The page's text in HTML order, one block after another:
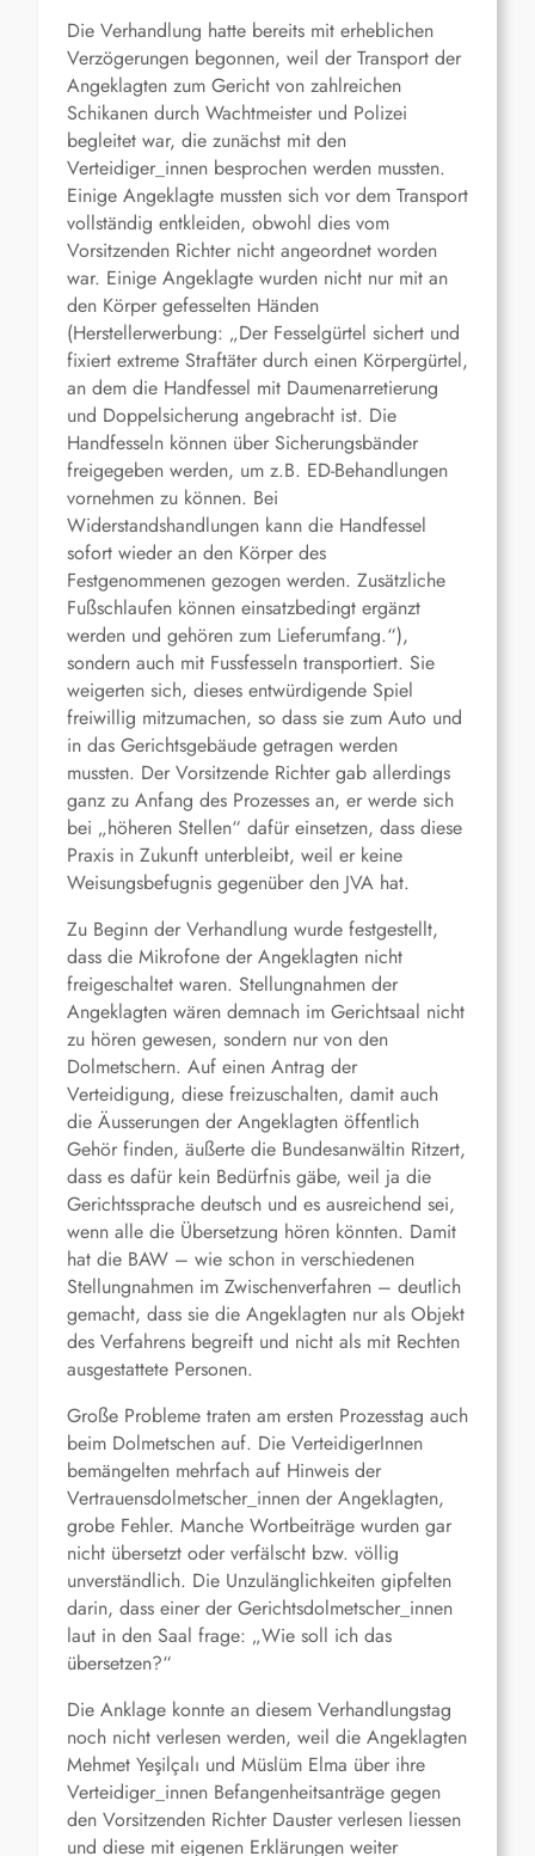
Die Verhandlung hatte bereits mit erheblichen
Verzögerungen begonnen, weil der Transport der
Angeklagten zum Gericht von zahlreichen
Schikanen durch Wachtmeister und Polizei
begleitet war, die zunächst mit den
Verteidiger_innen besprochen werden mussten.
Einige Angeklagte mussten sich vor dem Transport
vollständig entkleiden, obwohl dies vom
Vorsitzenden Richter nicht angeordnet worden
war. Einige Angeklagte wurden nicht nur mit an
den Körper gefesselten Händen
(Herstellerwerbung: „Der Fesselgürtel sichert und
fixiert extreme Straftäter durch einen Körpergürtel,
an dem die Handfessel mit Daumenarretierung
und Doppelsicherung angebracht ist. Die
Handfesseln können über Sicherungsbänder
freigegeben werden, um z.B. ED-Behandlungen
vornehmen zu können. Bei
Widerstandshandlungen kann die Handfessel
sofort wieder an den Körper des
Festgenommenen gezogen werden. Zusätzliche
Fußschlaufen können einsatzbedingt ergänzt
werden und gehören zum Lieferumfang.“),
sondern auch mit Fussfesseln transportiert. Sie
weigerten sich, dieses entwürdigende Spiel
freiwillig mitzumachen, so dass sie zum Auto und
in das Gerichtsgebäude getragen werden
mussten. Der Vorsitzende Richter gab allerdings
ganz zu Anfang des Prozesses an, er werde sich
bei „höheren Stellen“ dafür einsetzen, dass diese
Praxis in Zukunft unterbleibt, weil er keine
Weisungsbefugnis gegenüber den JVA hat.
Zu Beginn der Verhandlung wurde festgestellt,
dass die Mikrofone der Angeklagten nicht
freigeschaltet waren. Stellungnahmen der
Angeklagten wären demnach im Gerichtsaal nicht
zu hören gewesen, sondern nur von den
Dolmetschern. Auf einen Antrag der
Verteidigung, diese freizuschalten, damit auch
die Äusserungen der Angeklagten öffentlich
Gehör finden, äußerte die Bundesanwältin Ritzert,
dass es dafür kein Bedürfnis gäbe, weil ja die
Gerichtssprache deutsch und es ausreichend sei,
wenn alle die Übersetzung hören könnten. Damit
hat die BAW – wie schon in verschiedenen
Stellungnahmen im Zwischenverfahren – deutlich
gemacht, dass sie die Angeklagten nur als Objekt
des Verfahrens begreift und nicht als mit Rechten
ausgestattete Personen.
Große Probleme traten am ersten Prozesstag auch
beim Dolmetschen auf. Die VerteidigerInnen
bemängelten mehrfach auf Hinweis der
Vertrauensdolmetscher_innen der Angeklagten,
grobe Fehler. Manche Wortbeiträge wurden gar
nicht übersetzt oder verfälscht bzw. völlig
unverständlich. Die Unzulänglichkeiten gipfelten
darin, dass einer der Gerichtsdolmetscher_innen
laut in den Saal frage: „Wie soll ich das
übersetzen?“
Die Anklage konnte an diesem Verhandlungstag
noch nicht verlesen werden, weil die Angeklagten
Mehmet Yeşilçalı und Müslüm Elma über ihre
Verteidiger_innen Befangenheitsanträge gegen
den Vorsitzenden Richter Dauster verlesen liessen
und diese mit eigenen Erklärungen weiter